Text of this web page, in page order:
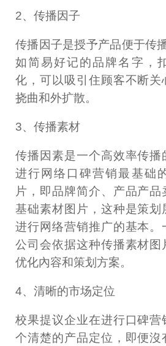
2、传播因子
传播因子是授予产品便于传
如简易好记的品牌名字，
化，可以吸引住顾客不断关
挠曲和外扩散。
3、传播素材
传播因素是一个高效率传播
进行网络口碑营销最基础
片，即品牌简介、产品产
基础素材图片，这种是策划
进行网络营销推广的基本。
公司会依据这种传播素材图
优化內容和策划方案。
4、清晰的市场定位
校果提议企业在进行口碑营
个清楚的产品定位，即便沒